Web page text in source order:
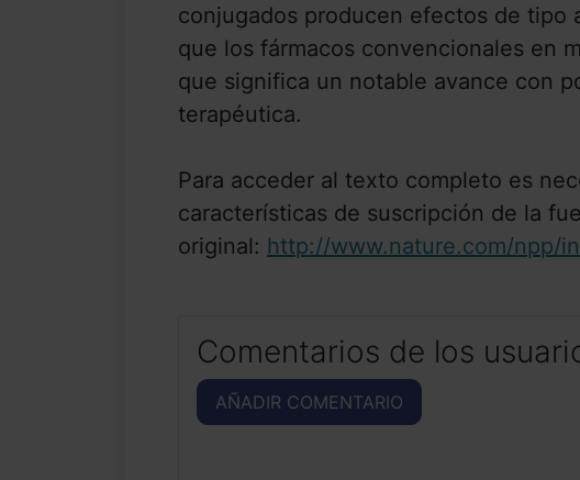
conjugados producen efectos de tipo
que los fármacos convencionales en
que significa un notable avance con
terapéutica.
Para acceder al texto completo es
características de suscripción de la
original: http://www.nature.com/npp/
Comentarios de los
AÑADIR COMENTARIO